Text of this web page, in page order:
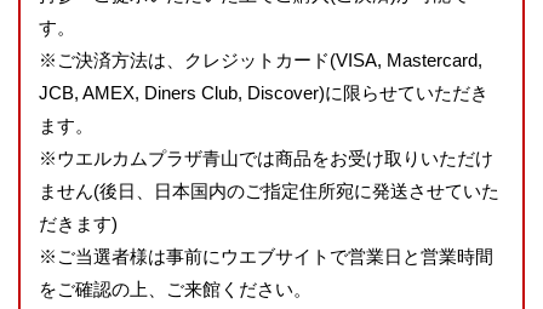
す。
※ご決済方法は、クレジットカード(VISA, Mastercard,
JCB, AMEX, Diners Club, Discover)に限らせていただき
ます。
※ウエルカムプラザ青山では商品をお受け取りいただけ
ません(後日、日本国内のご指定住所宛に発送させていた
だきます)
※ご当選者様は事前にウエブサイトで営業日と営業時間
をご確認の上、ご来館ください。